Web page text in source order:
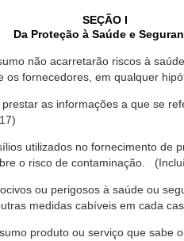
SEÇÃO I
Da Proteção à Saúde e
não acarretarão riscos à
fornecedores, em qualquer
as informações a que se
utilizados no fornecimento de
o risco de contaminação.
ou perigosos à saúde ou
medidas cabíveis em cada
produto ou serviço que sabe